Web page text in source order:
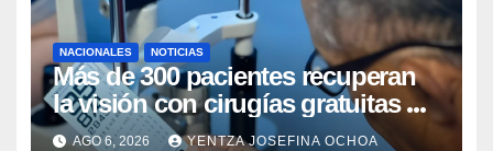
NACIONALES NOTICIAS
Más de 300 pacientes recuperan
la visión con cirugías gratuitas de
cataratas en Zulia
AGO 6, 2026 YENTZA JOSEFINA OCHOA